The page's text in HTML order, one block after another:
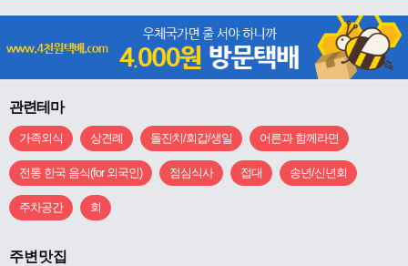
관련테마
가족외식 상견례 돌잔치/회갑/생일 어른과 함께라면
전통 한국 음식(for 외국인) 점심식사 접대 송년/신년회
주차공간 회
주변맛집